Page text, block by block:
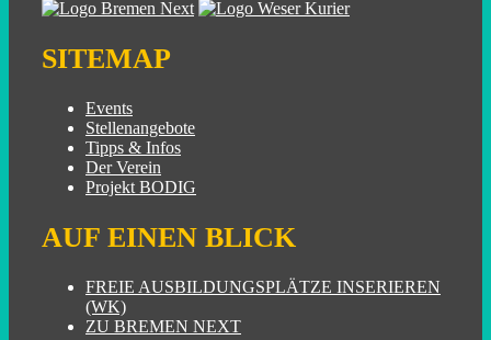
SITEMAP
Events
Stellenangebote
Tipps & Infos
Der Verein
Projekt BODIG
AUF EINEN BLICK
FREIE AUSBILDUNGSPLÄTZE INSERIEREN
(WK)
ZU BREMEN NEXT